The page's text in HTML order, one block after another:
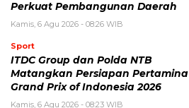
Perkuat Pembangunan Daerah
Kamis, 6 Agu 2026 - 08:26 WIB
Sport
ITDC Group dan Polda NTB
Matangkan Persiapan Pertamina
Grand Prix of Indonesia 2026
Kamis, 6 Agu 2026 - 08:23 WIB